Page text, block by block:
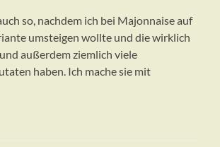
so, nachdem ich bei Majonnaise auf
umsteigen wollte und die wirklich
außerdem ziemlich viele
haben. Ich mache sie mit